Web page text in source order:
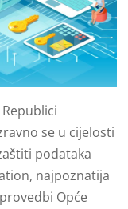
se u cijelosti
podataka
najpoznatija
Opće